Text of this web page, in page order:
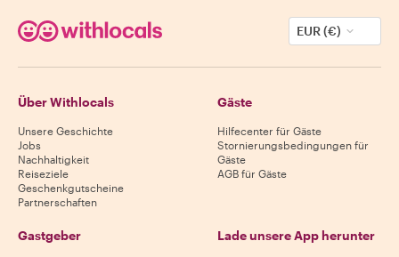
EUR (€)
Über Withlocals
Unsere Geschichte
Jobs
Nachhaltigkeit
Reiseziele
Geschenkgutscheine
Partnerschaften
Gäste
Hilfecenter für Gäste
Stornierungsbedingungen für
Gäste
AGB für Gäste
Gastgeber Lade unsere App herunter